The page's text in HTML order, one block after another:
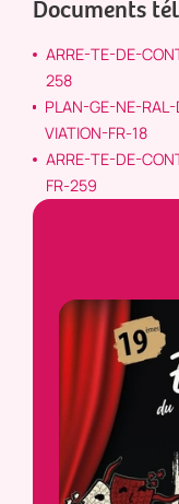
Documents
ARRE-TE-DE-
258
PLAN-GE-NE-
VIATION-FR-18
ARRE-TE-DE-
FR-259